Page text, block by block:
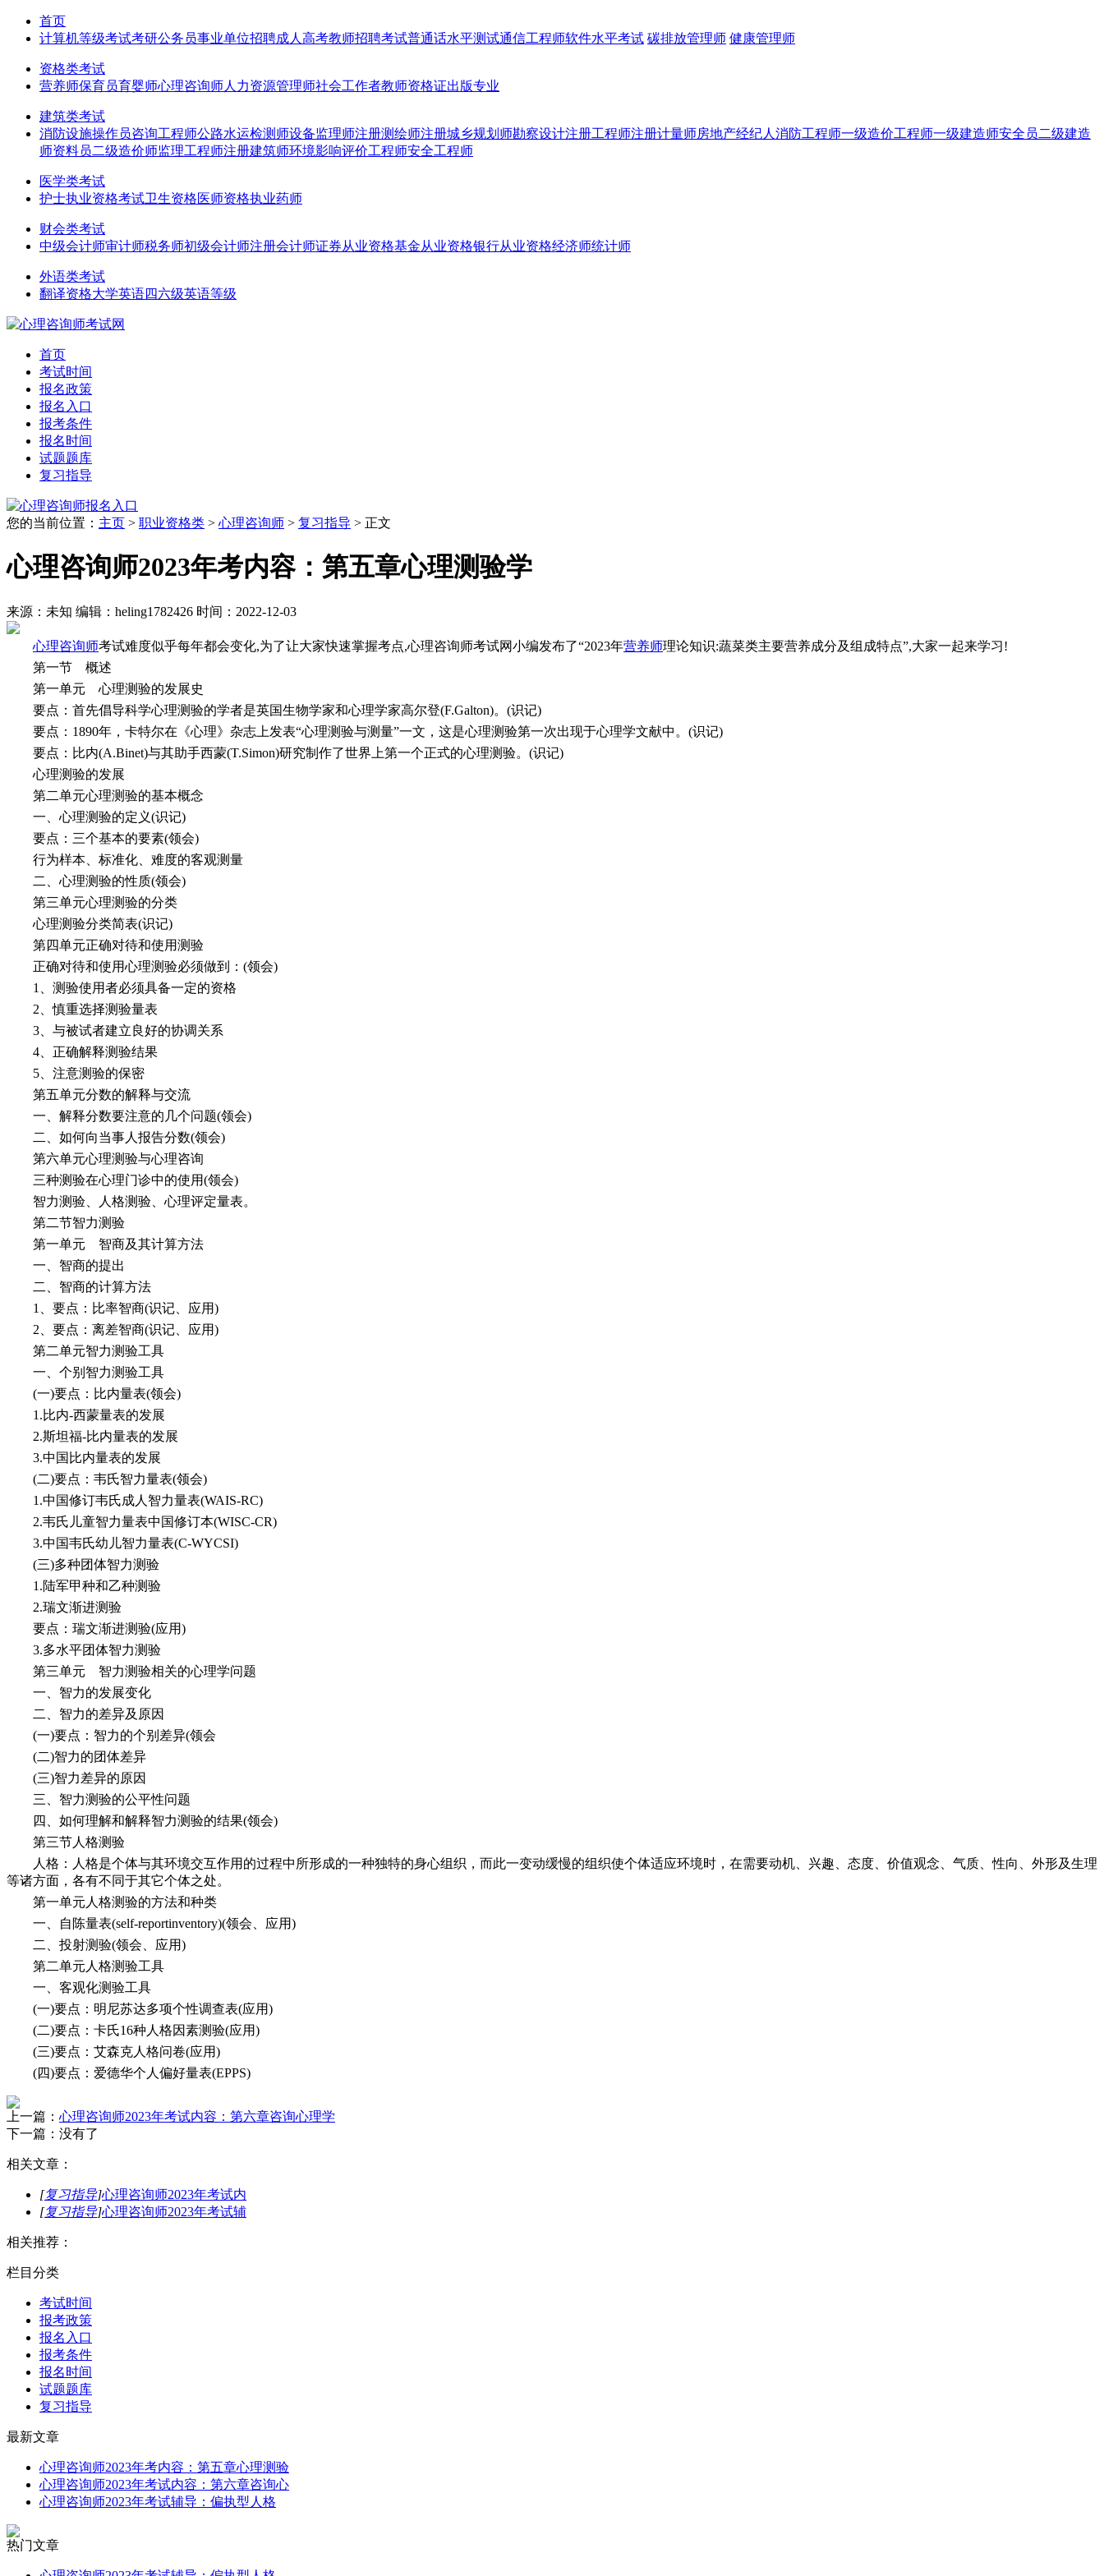
首页
计算机等级考试考研公务员事业单位招聘成人高考教师招聘考试普通话水平测试通信工程师软件水平考试 碳排放管理师 健康管理师
资格类考试
营养师保育员育婴师心理咨询师人力资源管理师社会工作者教师资格证出版专业
建筑类考试
消防设施操作员咨询工程师公路水运检测师设备监理师注册测绘师注册城乡规划师勘察设计注册工程师注册计量师房地产经纪人 消防工程师一级造价工程师一级建造师安全员二级建造
师资料员二级造价师监理工程师注册建筑师环境影响评价工程师安全工程师
医学类考试
护士执业资格考试卫生资格医师资格执业药师
财会类考试
中级会计师审计师税务师初级会计师注册会计师证券从业资格基金从业资格银行从业资格经济师统计师
外语类考试
翻译资格大学英语四六级英语等级
首页
考试时间
报名政策
报名入口
报考条件
报名时间
试题题库
复习指导
您的当前位置： 主页 > 职业资格类 > 心理咨询师 > 复习指导 > 正文
心理咨询师2023年考内容：第五章心理测验学
来源：未知 编辑：heling1782426 时间：2022-12-03
心理咨询师考试难度似乎每年都会变化,为了让大家快速掌握考点,心理咨询师考试网小编发布了“2023年营养师理论知识:蔬菜类主要营养成分及组成特点”,大家一起来学习!
第一节 概述
第一单元 心理测验的发展史
要点：首先倡导科学心理测验的学者是英国生物学家和心理学家高尔登(F.Galton)。(识记)
要点：1890年，卡特尔在《心理》杂志上发表“心理测验与测量”一文，这是心理测验第一次出现于心理学文献中。(识记)
要点：比内(A.Binet)与其助手西蒙(T.Simon)研究制作了世界上第一个正式的心理测验。(识记)
心理测验的发展
第二单元心理测验的基本概念
一、心理测验的定义(识记)
要点：三个基本的要素(领会)
行为样本、标准化、难度的客观测量
二、心理测验的性质(领会)
第三单元心理测验的分类
心理测验分类简表(识记)
第四单元正确对待和使用测验
正确对待和使用心理测验必须做到：(领会)
1、测验使用者必须具备一定的资格
2、慎重选择测验量表
3、与被试者建立良好的协调关系
4、正确解释测验结果
5、注意测验的保密
第五单元分数的解释与交流
一、解释分数要注意的几个问题(领会)
二、如何向当事人报告分数(领会)
第六单元心理测验与心理咨询
三种测验在心理门诊中的使用(领会)
智力测验、人格测验、心理评定量表。
第二节智力测验
第一单元 智商及其计算方法
一、智商的提出
二、智商的计算方法
1、要点：比率智商(识记、应用)
2、要点：离差智商(识记、应用)
第二单元智力测验工具
一、个别智力测验工具
(一)要点：比内量表(领会)
1.比内-西蒙量表的发展
2.斯坦福-比内量表的发展
3.中国比内量表的发展
(二)要点：韦氏智力量表(领会)
1.中国修订韦氏成人智力量表(WAIS-RC)
2.韦氏儿童智力量表中国修订本(WISC-CR)
3.中国韦氏幼儿智力量表(C-WYCSI)
(三)多种团体智力测验
1.陆军甲种和乙种测验
2.瑞文渐进测验
要点：瑞文渐进测验(应用)
3.多水平团体智力测验
第三单元 智力测验相关的心理学问题
一、智力的发展变化
二、智力的差异及原因
(一)要点：智力的个别差异(领会
(二)智力的团体差异
(三)智力差异的原因
三、智力测验的公平性问题
四、如何理解和解释智力测验的结果(领会)
第三节人格测验
人格：人格是个体与其环境交互作用的过程中所形成的一种独特的身心组织，而此一变动缓慢的组织使个体适应环境时，在需要动机、兴趣、态度、价值观念、气质、性向、外形及生理
等诸方面，各有不同于其它个体之处。
第一单元人格测验的方法和种类
一、自陈量表(self-reportinventory)(领会、应用)
二、投射测验(领会、应用)
第二单元人格测验工具
一、客观化测验工具
(一)要点：明尼苏达多项个性调查表(应用)
(二)要点：卡氏16种人格因素测验(应用)
(三)要点：艾森克人格问卷(应用)
(四)要点：爱德华个人偏好量表(EPPS)
上一篇： 心理咨询师2023年考试内容：第六章咨询心理学
下一篇：没有了
相关文章：
[复习指导]心理咨询师2023年考试内
[复习指导]心理咨询师2023年考试辅
相关推荐：
栏目分类
考试时间
报考政策
报名入口
报考条件
报名时间
试题题库
复习指导
最新文章
心理咨询师2023年考内容：第五章心理测验
心理咨询师2023年考试内容：第六章咨询心
心理咨询师2023年考试辅导：偏执型人格
热门文章